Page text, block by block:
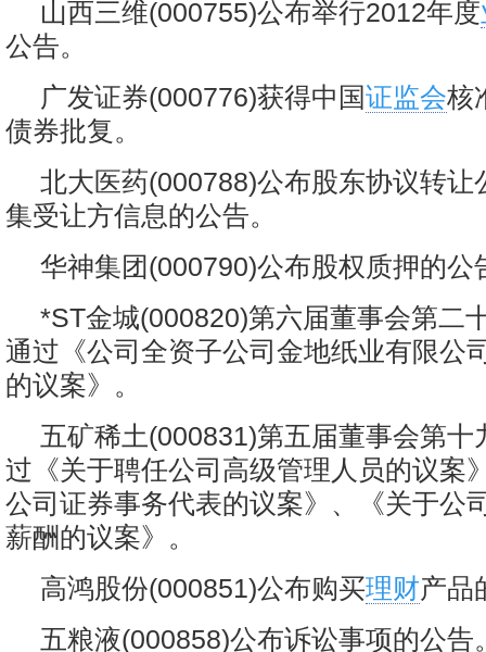
山西三维(000755)公布举行2012年度
公告。
广发证券(000776)获得中国证监会核
债券批复。
北大医药(000788)公布股东协议转让
集受让方信息的公告。
华神集团(000790)公布股权质押的公
*ST金城(000820)第六届董事会第二
通过《公司全资子公司金地纸业有限公
的议案》。
五矿稀土(000831)第五届董事会第十
过《关于聘任公司高级管理人员的议案
公司证券事务代表的议案》、《关于公
薪酬的议案》。
高鸿股份(000851)公布购买理财产品
五粮液(000858)公布诉讼事项的公告